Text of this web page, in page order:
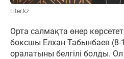
Liter.kz
Орта салмақта өнер
боксшы Елхан Табынбаев (8-
оралатыны белгілі болды. Ол